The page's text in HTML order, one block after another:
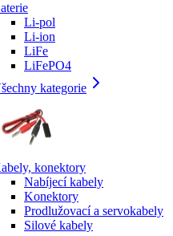
Li-pol
Li-ion
LiFe
LiFePO4
kategorie
konektory
Nabíjecí kabely
Konektory
Prodlužovací a servokabely
Silové kabely